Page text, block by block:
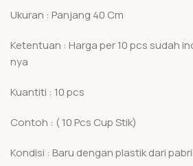
Ukuran : Panjang 40 Cm
Ketentuan : Harga per 10 pcs sudah
nya
Kuantiti : 10 pcs
Contoh : ( 10 Pcs Cup Stik)
Kondisi : Baru dengan plastik dari